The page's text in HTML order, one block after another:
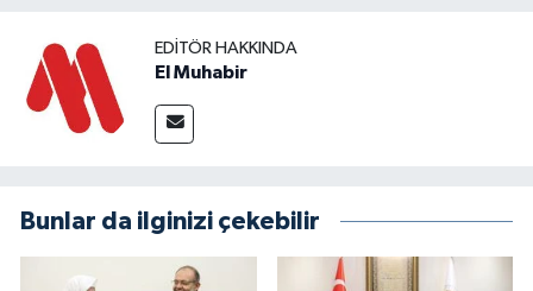
EDITÖR HAKKINDA
El Muhabir
Bunlar da ilginizi çekebilir